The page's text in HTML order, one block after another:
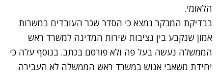
הלאומי.
בבדיקת המבקר נמצא כי הסדר שכר העובדים במשרות
אמון שנקבע בין נציבות שירות המדינה למשרד ראש
הממשלה נעשה בעל פה ולא פורסם בכתב. בנוסף עלה כי
יחידת משאבי אנוש במשרד ראש הממשלה לא העבירה